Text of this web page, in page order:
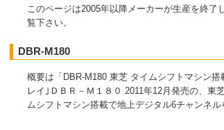
このページは2005年以降メーカーが生産を終
覧下さい。
DBR-M180
概要は「DBR-M180 東芝 タイムシフトマシン
レイ｣ＤＢＲ－Ｍ１８０ 2011年12月発売の、東
ムシフトマシン搭載で地上デジタル6チャンネル